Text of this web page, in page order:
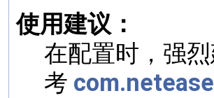
使用建议：
在配置时，强
考